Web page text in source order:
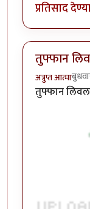
प्रतिसाद
तुफ्फान
अत्रुप्त आत्मा
तुफ्फान